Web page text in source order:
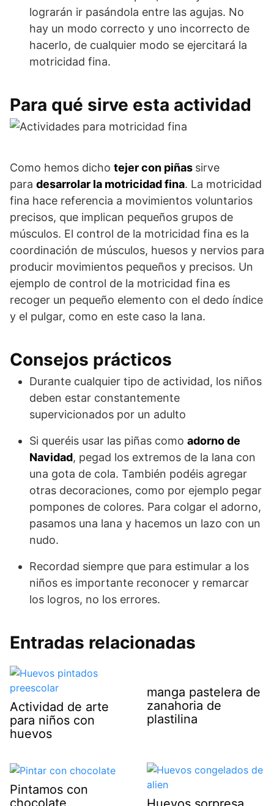
lograrán ir pasándola entre las agujas. No
hay un modo correcto y uno incorrecto de
hacerlo, de cualquier modo se ejercitará la
motricidad fina.
Para qué sirve esta actividad
Como hemos dicho tejer con piñas sirve
para desarrolar la motricidad fina. La motricidad
fina hace referencia a movimientos voluntarios
precisos, que implican pequeños grupos de
músculos. El control de la motricidad fina es la
coordinación de músculos, huesos y nervios para
producir movimientos pequeños y precisos. Un
ejemplo de control de la motricidad fina es
recoger un pequeño elemento con el dedo índice
y el pulgar, como en este caso la lana.
Consejos prácticos
Durante cualquier tipo de actividad, los niños
deben estar constantemente
supervicionados por un adulto
Si queréis usar las piñas como adorno de
Navidad, pegad los extremos de la lana con
una gota de cola. También podéis agregar
otras decoraciones, como por ejemplo pegar
pompones de colores. Para colgar el adorno,
pasamos una lana y hacemos un lazo con un
nudo.
Recordad siempre que para estimular a los
niños es importante reconocer y remarcar
los logros, no los errores.
Entradas relacionadas
Actividad de arte
para niños con
huevos
manga pastelera de
zanahoria de
plastilina
Pintamos con